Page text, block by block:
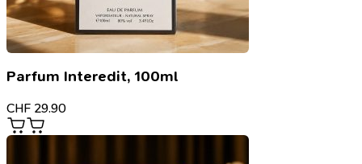
Parfum Interedit, 100ml
CHF 29.90